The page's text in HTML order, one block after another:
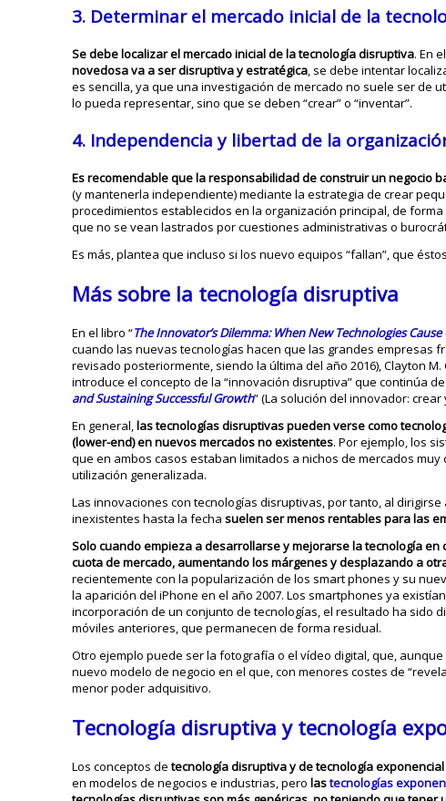
3. Determinar el mercado inicial de la
Se debe localizar el mercado inicial de la tecnología disruptiva. En
novedosa va a ser disruptiva y estratégica, se debe intentar
es sencilla, ya que una investigación de mercado no suele ser de
lo pueda representar, sino que se deben “crear” o “inventar”.
4. Independencia y libertad de la
Es recomendable que la responsabilidad de construir un negocio
(y mantenerla independiente) mediante la estrategia de crear
procedimientos establecidos en la organización principal, de
que no se vean lastrados por cuestiones administrativas o
Es más, plantea que incluso si los nuevo equipos “fallan”, que
Más sobre la tecnología disruptiva
En el libro “The Innovator’s Dilemma: When New Technologies
cuando las nuevas tecnologías hacen que las grandes empresas
revisado posteriormente, siendo la última del año 2016), Clayton
introduce el concepto de la “innovación disruptiva” que continúa
and Sustaining Successful Growth” (La solución del innovador:
En general,las tecnologías disruptivas pueden verse como
(lower-end) en nuevos mercados no existentes. Por ejemplo, los
que en ambos casos estaban limitados a nichos de mercados
utilización generalizada.
Las innovaciones con tecnologías disruptivas, por tanto, al
inexistentes hasta la fechasuelen ser menos rentables para las
Solo cuando empieza a desarrollarse y mejorarse la tecnología
cuota de mercado, aumentando los márgenes y desplazando a
recientemente con la popularización de los smart phones y su
la aparición del iPhone en el año 2007. Los smartphones ya
incorporación de un conjunto de tecnologías, el resultado ha sido
móviles anteriores, que permanecen de forma residual.
Otro ejemplo puede ser la fotografía o el vídeo digital, que,
nuevo modelo de negocio en el que, con menores costes de
menor poder adquisitivo.
Tecnología disruptiva y tecnología
Los conceptos detecnología disruptiva y de tecnología exponencial
en modelos de negocios e industrias, pero lastecnologías